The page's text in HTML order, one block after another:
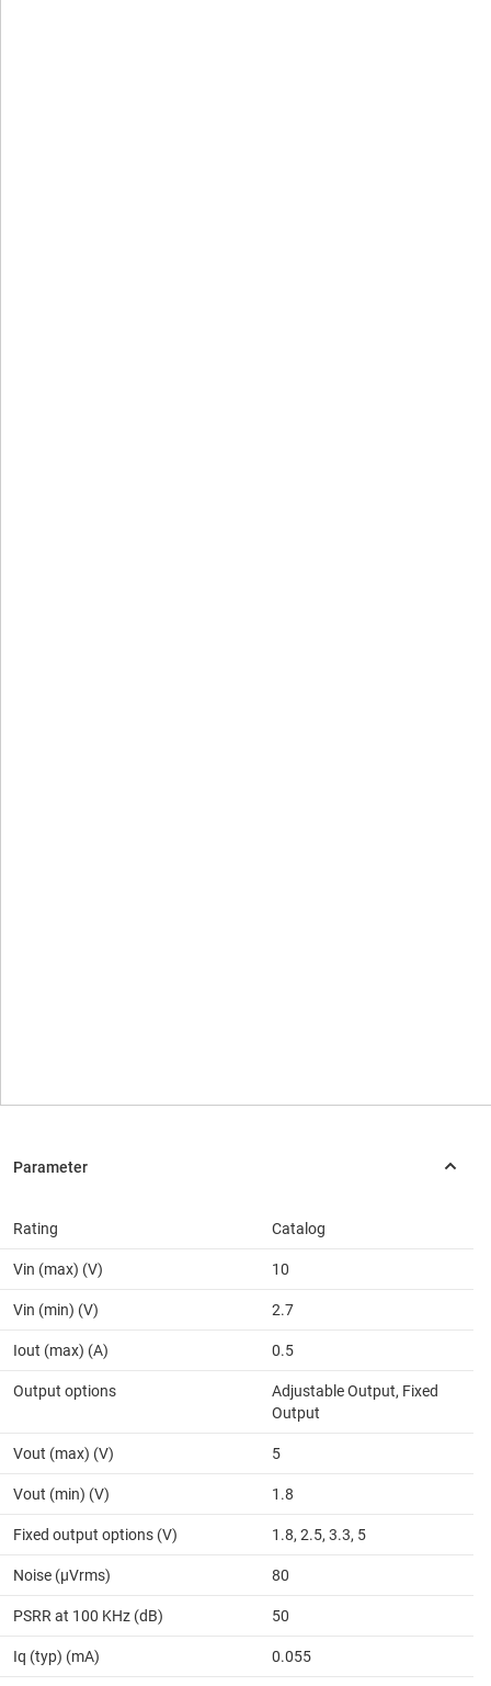
Rating Catalog
Vin (max) (V) 10
Vin (min) (V) 2.7
Iout (max) (A) 0.5
Output options
Adjustable Output, Fixed
Output
Vout (max) (V) 5
Vout (min) (V) 1.8
Fixed output options (V) 1.8, 2.5, 3.3, 5
Noise (µVrms) 80
PSRR at 100 KHz (dB) 50
Iq (typ) (mA) 0.055